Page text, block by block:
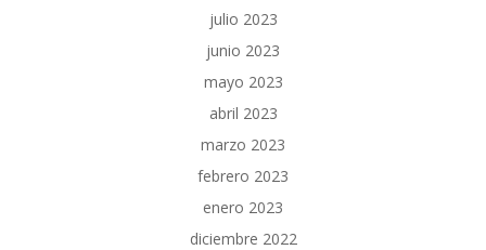
julio 2023
junio 2023
mayo 2023
abril 2023
marzo 2023
febrero 2023
enero 2023
diciembre 2022